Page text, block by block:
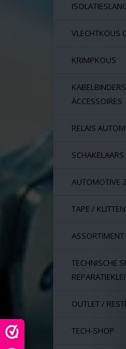
VLECHTKOUS
KRIMPKOUS
ACCESSOIRES
RELAIS
AUTOMOTIVE
TAPE /
TECHNISCHE
REPARATIEKLEI
OUTLET /
TECH-SHOP